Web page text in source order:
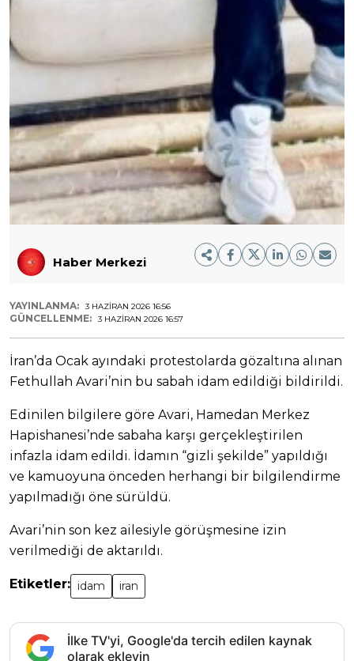
Haber Merkezi
YAYINLANMA: 3 HAZIRAN 2026 16:56
GÜNCELLENME: 3 HAZIRAN 2026 16:57
İran’da Ocak ayındaki protestolarda gözaltına alınan
Fethullah Avari’nin bu sabah idam edildiği bildirildi.
Edinilen bilgilere göre Avari, Hamedan Merkez
Hapishanesi’nde sabaha karşı gerçekleştirilen
infazla idam edildi. İdamın “gizli şekilde” yapıldığı
ve kamuoyuna önceden herhangi bir bilgilendirme
yapılmadığı öne sürüldü.
Avari’nin son kez ailesiyle görüşmesine izin
verilmediği de aktarıldı.
Etiketler: idam iran
İlke TV'yi, Google'da tercih edilen kaynak
olarak ekleyin